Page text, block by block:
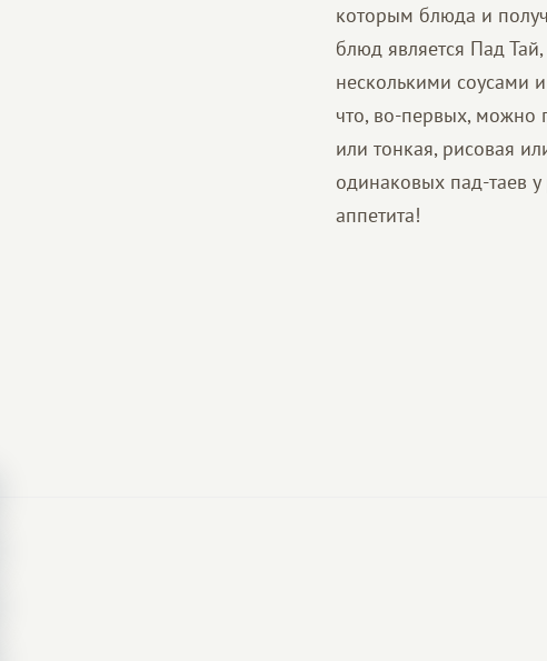
которым блюда и
блюд является Пад
несколькими соусами
что, во-первых, можно
или тонкая, рисовая
одинаковых пад-таев у
аппетита!